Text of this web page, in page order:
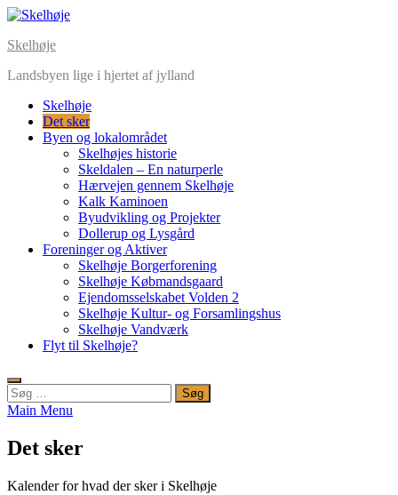
Skip
content
Skelhøje
Landsbyen lige i hjertet af jylland
Skelhøje
Det sker
Byen og lokalområdet
Skelhøjes historie
Skeldalen – En naturperle
Hærvejen gennem Skelhøje
Kalk Kaminoen
Byudvikling og Projekter
Dollerup og Lysgård
Foreninger og Aktiver
Skelhøje Borgerforening
Skelhøje Købmandsgaard
Ejendomsselskabet Volden 2
Skelhøje Kultur- og Forsamlingshus
Skelhøje Vandværk
Flyt til Skelhøje?
Søg
efter:
Main Menu
Det sker
Kalender for hvad der sker i Skelhøje